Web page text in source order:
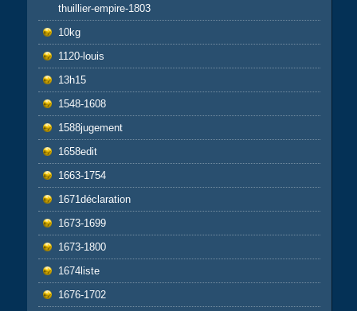
thuillier-empire-1803
10kg
1120-louis
13h15
1548-1608
1588jugement
1658edit
1663-1754
1671déclaration
1673-1699
1673-1800
1674liste
1676-1702